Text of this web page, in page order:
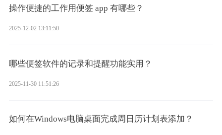
操作便捷的工作用便签 app 有哪些？
2025-12-02 13:11:50
哪些便签软件的记录和提醒功能实用？
2025-11-30 11:51:26
如何在Windows电脑桌面完成周日历计划表添加？